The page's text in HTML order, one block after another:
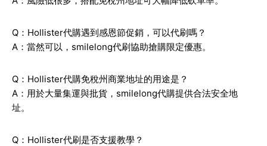
Q：Hollister代購遇到感恩節促銷，可以代刷嗎？
A：當然可以，smilelong代刷協助搶購限定優惠。
Q：Hollister代購免稅州商業地址的用途是？
A：用於大量集運與批貨，smilelong代購提供合法安全地
址。
Q：Hollister代刷是否支援教學？